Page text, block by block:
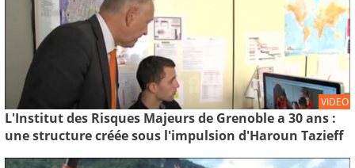
VIDEO
L'Institut des Risques Majeurs de Grenoble a 30 ans :
une structure créée sous l'impulsion d'Haroun Tazieff